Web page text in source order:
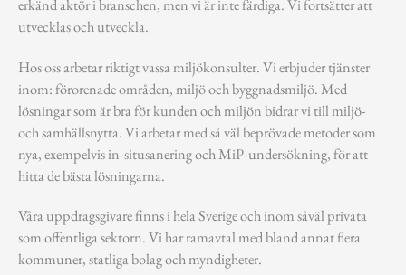
erkänd aktör i branschen, men vi är inte färdiga. Vi fortsätter att
utvecklas och utveckla.
Hos oss arbetar riktigt vassa miljökonsulter. Vi erbjuder tjänster
inom: förorenade områden, miljö och byggnadsmiljö. Med
lösningar som är bra för kunden och miljön bidrar vi till miljö-
och samhällsnytta. Vi arbetar med så väl beprövade metoder som
nya, exempelvis in-situsanering och MiP-undersökning, för att
hitta de bästa lösningarna.
Våra uppdragsgivare finns i hela Sverige och inom såväl privata
som offentliga sektorn. Vi har ramavtal med bland annat flera
kommuner, statliga bolag och myndigheter.